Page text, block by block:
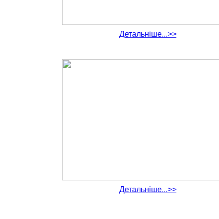
Детальніше...>>
Детальніше...>>